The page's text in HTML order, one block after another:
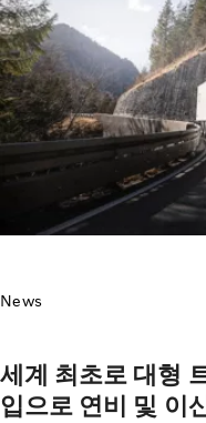
News
세계 최초로 대형
입으로 연비 및 이